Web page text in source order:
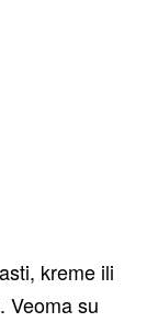
kreme ili
Veoma su